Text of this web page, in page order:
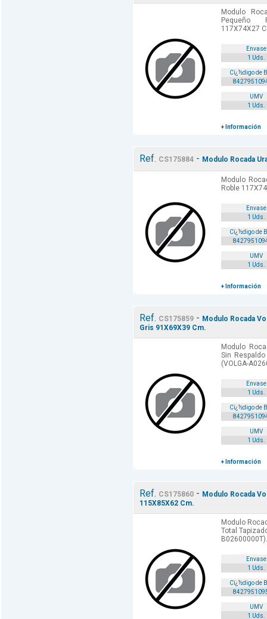
Modulo
Pequeño
117X74X27
Envase
1 Uds.
Cï¿½digo de
UMV
1 Uds.
+ Información
Ref. CS175884- Modulo Rocada
Modulo
Roble
Envase
1 Uds.
Cï¿½digo de
UMV
1 Uds.
+ Información
Ref. CS175859- Modulo Rocada
Gris 91X69X39 Cm.
Modulo
Sin
(VOLGA-
Envase
1 Uds.
Cï¿½digo de
UMV
1 Uds.
+ Información
Ref. CS175860- Modulo Rocada
115X85X62 Cm.
Modulo
Total
B02600000T).
Envase
1 Uds.
Cï¿½digo de
UMV
1 Uds.